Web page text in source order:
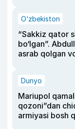
O‘zbekiston
“Sakkiz qator
bo‘lgan”.
asrab qolgan
Dunyo
Mariupol
qozoni”dan
armiyasi bosh